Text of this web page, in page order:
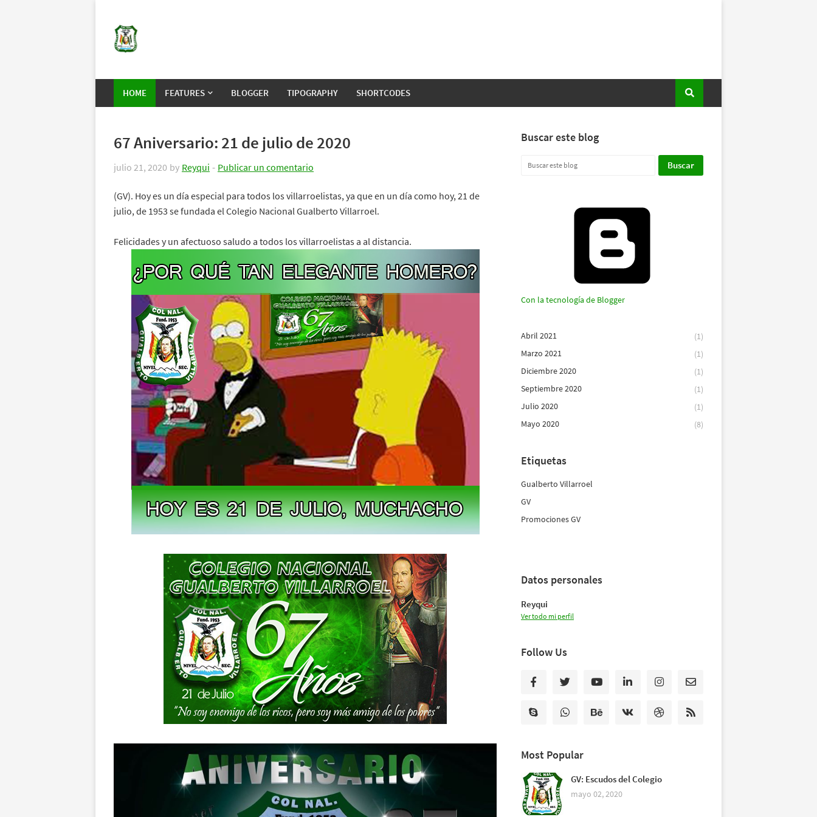
HOME FEATURES BLOGGER TIPOGRAPHY SHORTCODES
67 Aniversario: 21 de julio de 2020
julio 21, 2020 by Reyqui Publicar un comentario
(GV). Hoy es un día especial para todos los villarroelistas, ya que en un día como hoy, 21 de
julio, de 1953 se fundada el Colegio Nacional Gualberto Villarroel.
Felicidades y un afectuoso saludo a todos los villarroelistas a al distancia.
Buscar este blog
Con la tecnología de Blogger
Abril 2021
(1)
Marzo 2021
(1)
Diciembre 2020
(1)
Septiembre 2020
(1)
Julio 2020
(1)
Mayo 2020
(8)
Etiquetas
Gualberto Villarroel
GV
Promociones GV
Datos personales
Reyqui
Ver todo mi perfil
Follow Us
Most Popular
GV: Escudos del Colegio
mayo 02, 2020